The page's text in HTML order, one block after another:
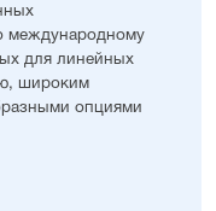
международному
для линейных
широким
опциями